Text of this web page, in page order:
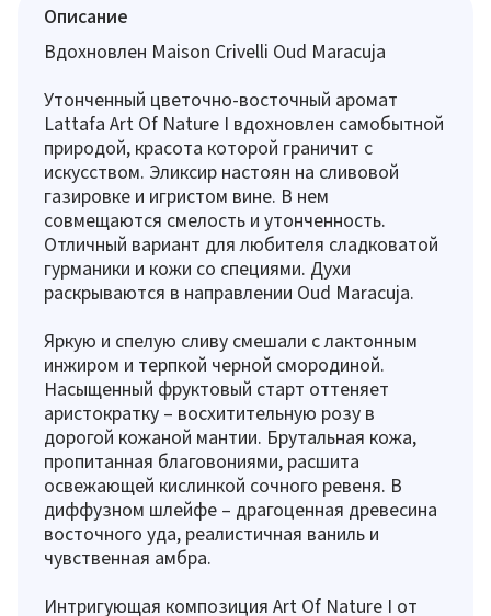
Описание
Вдохновлен Maison Crivelli Oud Maracuja
Утонченный цветочно-восточный аромат
Lattafa Art Of Nature I вдохновлен самобытной
природой, красота которой граничит с
искусством. Эликсир настоян на сливовой
газировке и игристом вине. В нем
совмещаются смелость и утонченность.
Отличный вариант для любителя сладковатой
гурманики и кожи со специями. Духи
раскрываются в направлении Oud Maracuja.
Яркую и спелую сливу смешали с лактонным
инжиром и терпкой черной смородиной.
Насыщенный фруктовый старт оттеняет
аристократку – восхитительную розу в
дорогой кожаной мантии. Брутальная кожа,
пропитанная благовониями, расшита
освежающей кислинкой сочного ревеня. В
диффузном шлейфе – драгоценная древесина
восточного уда, реалистичная ваниль и
чувственная амбра.
Интригующая композиция Art Of Nature I от